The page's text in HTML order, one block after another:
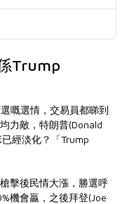
Trump
嘅選情，交易員都睇到
力敵，特朗普(Donald
經淡化？「Trump
擊後民情大漲，勝選呼
機會贏，之後拜登(Joe